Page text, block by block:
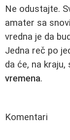
Ne odustajte.
amater sa
vredna je da
Jedna reč po
da će, na kraju,
vremena.
Komentari